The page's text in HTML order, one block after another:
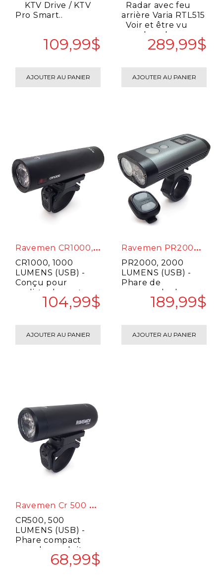
KTV Drive / KTV
Pro Smart..
109,99$
AJOUTER AU PANIER
Radar avec feu
arrière Varia RTL515
Voir et être vu
avec le radar avec
feu arriè..289,99$
AJOUTER AU PANIER
R
Avemen CR1000, 1000 LUMENS (USB)
CR1000, 1000
LUMENS (USB) -
Conçu pour
cycliste de route
qui roulent la nuit
à vitesse rapide et ..
104,99$
AJOUTER AU PANIER
R
Avemen PR2000, 2000 LUMENS (USB)
PR2000, 2000
LUMENS (USB) -
Phare de
commande de
commutateur sans
fil. - Combiné à
189,99$
AJOUTER AU PANIER
R
Avemen Cr 500 Lumens Usb
CR500, 500
LUMENS (USB) -
Phare compact
pour la conduite
urbaine et les
trajets quotidiens. -
68,99$